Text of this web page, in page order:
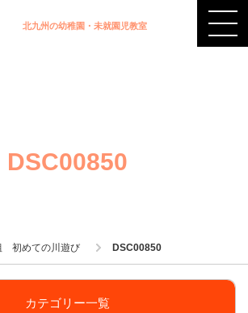
北九州の幼稚園・未就園児教室
DSC00850
初めての川遊び DSC00850
カテゴリー一覧